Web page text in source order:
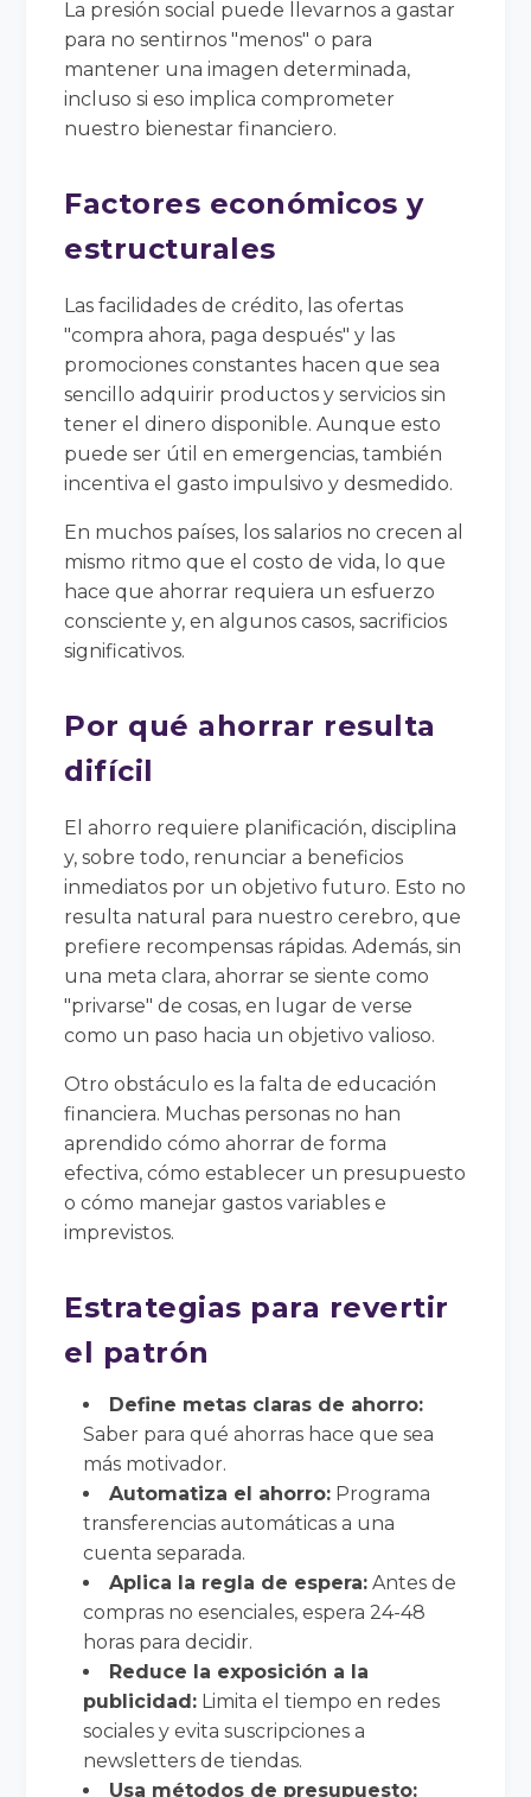
La presión social puede llevarnos a gastar
para no sentirnos "menos" o para
mantener una imagen determinada,
incluso si eso implica comprometer
nuestro bienestar financiero.
Factores económicos y
estructurales
Las facilidades de crédito, las ofertas
"compra ahora, paga después" y las
promociones constantes hacen que sea
sencillo adquirir productos y servicios sin
tener el dinero disponible. Aunque esto
puede ser útil en emergencias, también
incentiva el gasto impulsivo y desmedido.
En muchos países, los salarios no crecen al
mismo ritmo que el costo de vida, lo que
hace que ahorrar requiera un esfuerzo
consciente y, en algunos casos, sacrificios
significativos.
Por qué ahorrar resulta
difícil
El ahorro requiere planificación, disciplina
y, sobre todo, renunciar a beneficios
inmediatos por un objetivo futuro. Esto no
resulta natural para nuestro cerebro, que
prefiere recompensas rápidas. Además, sin
una meta clara, ahorrar se siente como
"privarse" de cosas, en lugar de verse
como un paso hacia un objetivo valioso.
Otro obstáculo es la falta de educación
financiera. Muchas personas no han
aprendido cómo ahorrar de forma
efectiva, cómo establecer un presupuesto
o cómo manejar gastos variables e
imprevistos.
Estrategias para revertir
el patrón
Define metas claras de ahorro:
Saber para qué ahorras hace que sea
más motivador.
Automatiza el ahorro: Programa
transferencias automáticas a una
cuenta separada.
Aplica la regla de espera: Antes de
compras no esenciales, espera 24-48
horas para decidir.
Reduce la exposición a la
publicidad: Limita el tiempo en redes
sociales y evita suscripciones a
newsletters de tiendas.
Usa métodos de presupuesto: